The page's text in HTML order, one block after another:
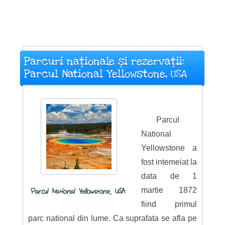
Parcuri naționale și rezervații:
Parcul National Yellowstone, USA
Parcul National Yellowstone, USA
Parcul
National
Yellowstone a
fost intemeiat la
data de 1
martie 1872
fiind primul
parc national din lume. Ca suprafata se afla pe